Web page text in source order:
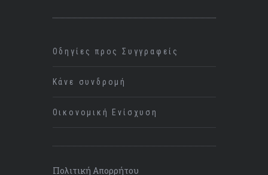
Οδηγίες προς Συγγραφείς
Κάνε συνδρομή
Οικονομική Ενίσχυση
Πολιτική Απορρήτου